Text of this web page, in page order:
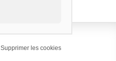
Supprimer les cookies